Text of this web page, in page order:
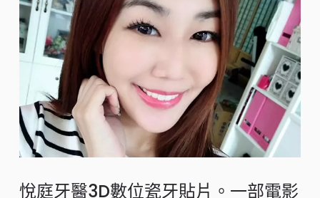
悅庭牙醫3D數位瓷牙貼片。一部電影